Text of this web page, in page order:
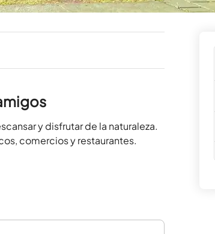
y disfrutar de la naturaleza.
comercios y restaurantes.